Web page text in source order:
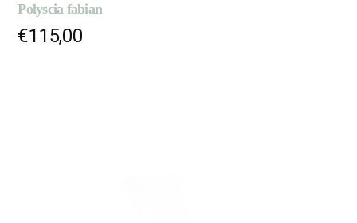
Polyscia fabian
€115,00